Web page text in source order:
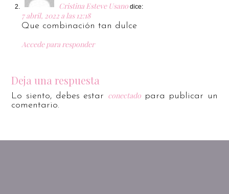
Cristina Esteve Usano dice:
7 abril, 2022 a las 12:18
Que combinación tan dulce
Accede para responder
Deja una respuesta
Lo siento, debes estar conectadopara publicar un
comentario.